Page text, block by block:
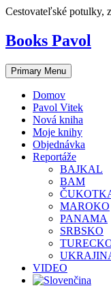
Skip
content
Cestovateľské potulky,
Books Pavol
Primary Menu
Domov
Pavol Vitek
Nová kniha
Moje knihy
Objednávka
Reportáže
BAJKAL
BAM
MAROKO
PANAMA
SRBSKO
VIDEO